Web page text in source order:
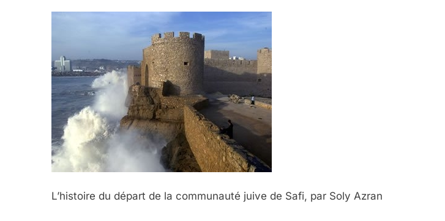
L’histoire du départ de la communauté juive de Safi, par Soly Azran